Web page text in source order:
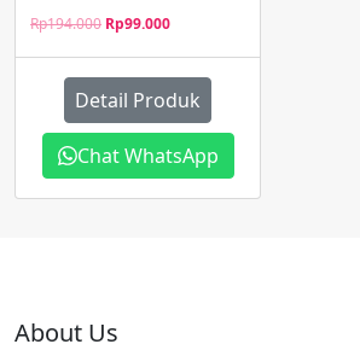
Rp194.000 Original
Rp99.000Current
Rp99.000.
Detail Produk
Chat WhatsApp
About Us